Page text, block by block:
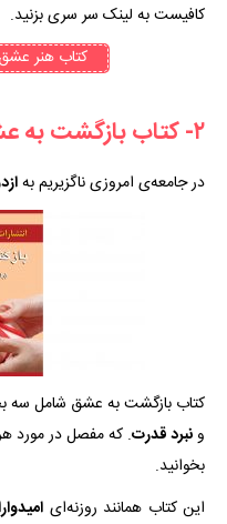
کافیست به لینک سر سری بزنید.
کتاب هنر
۲- کتاب بازگشت به عشق اثر هارویل هندریکس
در جامعه‌ی امروزی ناگزیریم به
کتاب بازگشت به عشق شامل
و نبرد قدرت. که مفصل در مورد
بخوانید.
این کتاب همانند روزنه‌ای